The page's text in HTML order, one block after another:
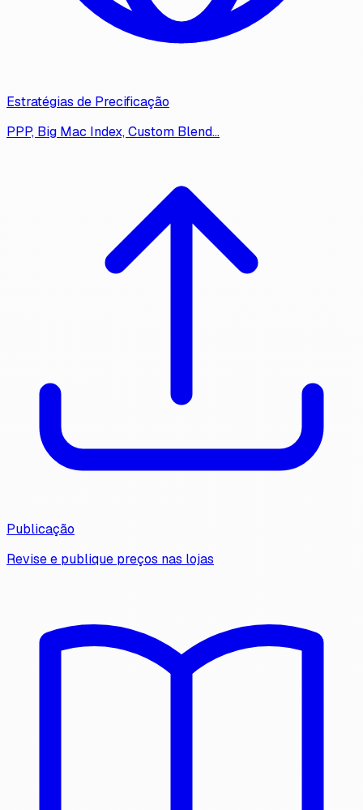
Estratégias de Precificação
PPP, Big Mac Index, Custom Blend…
Publicação
Revise e publique preços nas lojas